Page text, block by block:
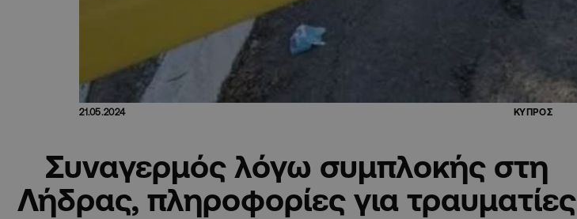
21.05.2024 ΚΥΠΡΟΣ
Συναγερμός λόγω συμπλοκής στη
Λήδρας, πληροφορίες για τραυματίες